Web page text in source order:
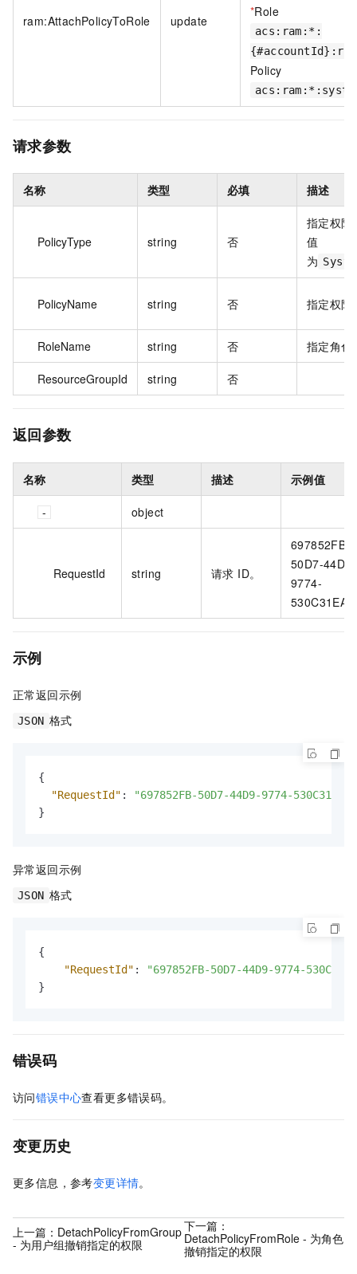
ram:AttachPolicyToRole update
*Role
acs:ram:*:
Policy
请求参数
名称 类型 必填 描述
PolicyType string 否
指定权限
值
为
PolicyName string 否 指定权限
RoleName string 否 指定角色
ResourceGroupId string 否
返回参数
名称 类型 描述 示例值
object
RequestId string 请求 ID。
697852FB-
50D7-44D9-
9774-
示例
正常返回示例
JSON 格式
{
"RequestId" :
"697852FB-50D7-44D9-9774-
}
异常返回示例
JSON 格式
{
"RequestId" :
"697852FB-50D7-44D9-9774-
}
错误码
访问错误中心查看更多错误码。
变更历史
更多信息，参考变更详情。
上一篇： DetachPolicyFromGroup
- 为用户组撤销指定的权限
下一篇：
DetachPolicyFromRole - 为角色
撤销指定的权限